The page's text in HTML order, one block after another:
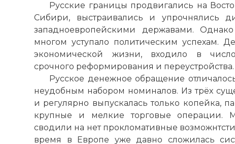
Русские границы продвигались на
Сибири, выстраивались и упрочнялись
западноевропейскими державами.
многом уступало политическим успехам.
экономической жизни, входило в
срочного реформирования и переустройства.
Русское денежное обращение
неудобным набором номиналов. Из трёх
и регулярно выпускалась только копейка,
крупные и мелкие торговые операции.
сводили на нет прокломативные
время в Европе уже давно сложилась